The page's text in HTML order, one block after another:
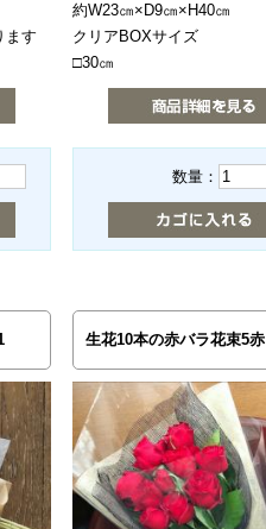
ます
約W23㎝×D9㎝×H40㎝
クリアBOXサイズ
□30㎝
数量：
生花10本の赤バラ花束5赤